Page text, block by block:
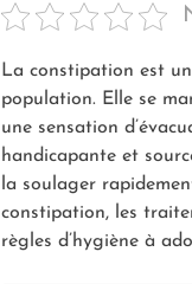
La constipation est
population. Elle se
une sensation
handicapante et
la soulager
constipation, les
règles d’hygiène à